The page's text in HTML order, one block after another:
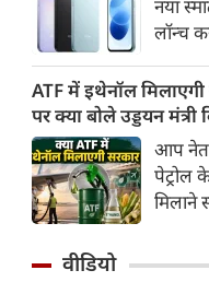
कंपनी
जरिए
में इसे
कराया
नया
लॉन्च
और
50MP
इसके
चेसिस
ATF में इथेनॉल
पर क्या बोले उड्डयन मंत्री
आप नेता
पेट्रोल
मिलाने
वीडियो